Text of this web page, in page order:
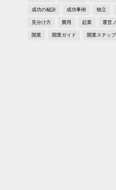
成功の秘訣 成功事例 独立
見分け方 費用 起業 運営
開業 開業ガイド 開業ステップ